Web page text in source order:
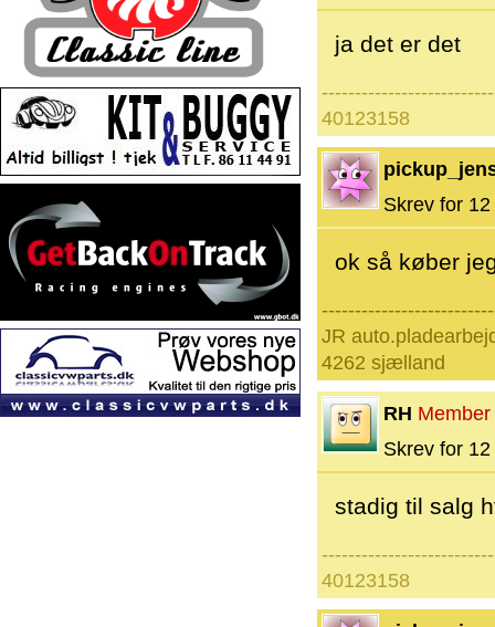
ja det er det
40123158
Skrev for
ok så køber
JR
4262 sjælland
RH Member
Skrev for
stadig til salg
40123158